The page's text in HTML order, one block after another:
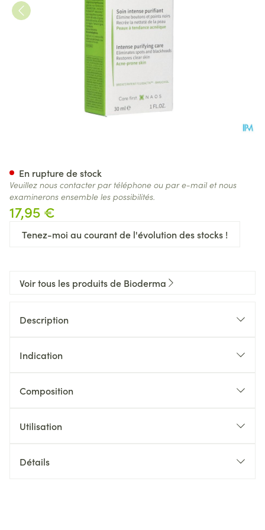
17,95 €
Tenez-moi au courant de l'évolution des stocks !
En rupture de stock
Veuillez nous contacter par téléphone ou par e-mail et nous
examinerons ensemble les possibilités.
Voir tous les produits de Bioderma
Description
Indication
Composition
Utilisation
Détails